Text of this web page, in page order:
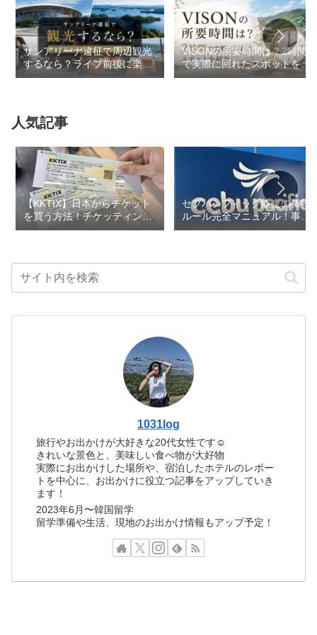
サンアリーナ遠征で周辺観光
するなら？ライブ前後に楽し
めるスポットまとめ
VISONの所要時間は？2時間
で実際に回れたスポットを紹
介
人気記事
【KKTIX】日本からチケット
を買う方法！チケッティング
のコツ・事前準備も解説
セブパシフィック航空の荷物
ルール完全マニュアル！事前
予約で追加料金を回避しよう
1031log
旅行やお出かけが大好きな20代女性です☺︎
きれいな景色と、美味しい食べ物が大好物
実際にお出かけした場所や、宿泊したホテルのレポー
トを中心に、お出かけに役立つ記事をアップしていき
ます！
2023年6月〜韓国留学
留学準備や生活、現地のお出かけ情報もアップ予定！